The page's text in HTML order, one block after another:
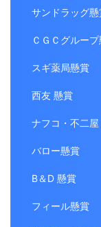
サンドラッグ懸
ＣＧＣグルー
スギ薬局懸賞
西友 懸賞
ナフコ・不二
バロー懸賞
B＆D 懸賞
フィール懸賞